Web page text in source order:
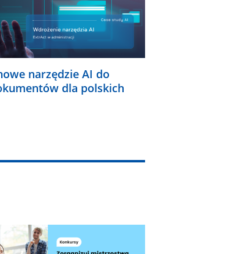
narzędzie AI do
dla polskich